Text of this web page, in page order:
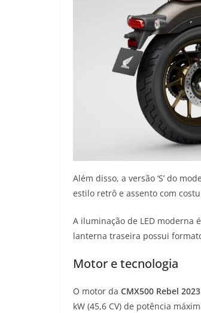
Além disso, a versão ‘S’ do
estilo retrô e assento com
A iluminação de LED moderna
lanterna traseira possui
Motor e tecnologia
O motor da CMX500 Rebel 2023
kW (45,6 CV) de potência